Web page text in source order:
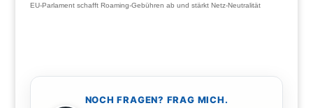
EU-Parlament schafft Roaming-Gebühren ab und stärkt Netz-Neutralität
NOCH FRAGEN? FRAG MICH.